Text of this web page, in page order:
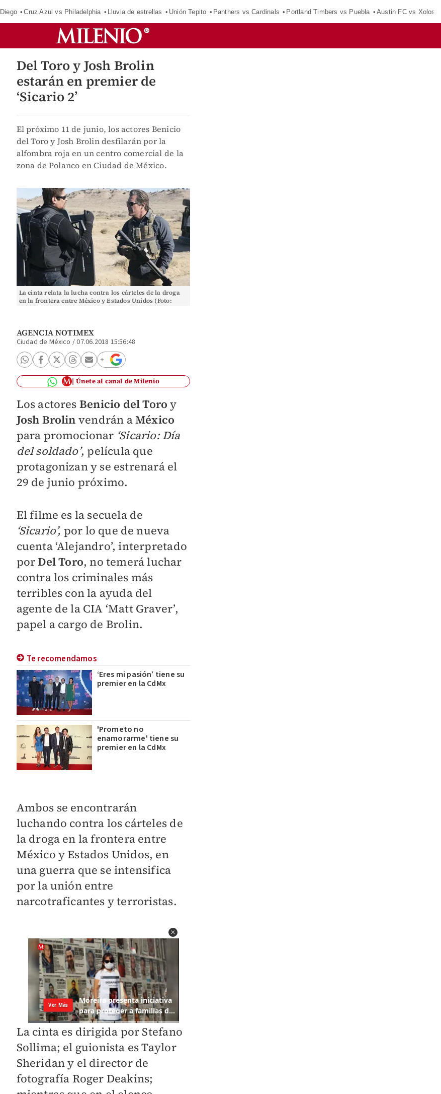
Cruz Azul vs Philadelphia Lluvia de estrellas Unión Tepito Panthers vs Cardinals Portland Timbers vs Puebla Austin FC vs Xolos
Del Toro y Josh Brolin
estarán en premier de
‘Sicario 2’
El próximo 11 de junio, los actores Benicio
del Toro y Josh Brolin desfilarán por la
alfombra roja en un centro comercial de la
zona de Polanco en Ciudad de México.
La cinta relata la lucha contra los cárteles de la droga
en la frontera entre México y Estados Unidos (Foto:
AGENCIA NOTIMEX
Ciudad de México /07.06.2018 15:56:48
Únete al canal de Milenio
Los actores Benicio del Toro y
Josh Brolin vendrán aMéxico
para promocionar ‘Sicario: Día
del soldado’, película que
protagonizan y se estrenará el
29 de junio próximo.
El filme es la secuela de
‘Sicario’, por lo que de nueva
cuenta ‘Alejandro’, interpretado
porDel Toro, no temerá luchar
contra los criminales más
terribles con la ayuda del
agente de la CIA ‘Matt Graver’,
papel a cargo de Brolin.
Te recomendamos
‘Eres mi pasión’ tiene su
premier en la CdMx
'Prometo no
enamorarme' tiene su
premier en la CdMx
Ambos se encontrarán
luchando contra los cárteles de
la droga en la frontera entre
México y Estados Unidos, en
una guerra que se intensifica
por la unión entre
narcotraficantes y terroristas.
La cinta es dirigida por Stefano
Sollima; el guionista es Taylor
Sheridan y el director de
fotografía Roger Deakins;